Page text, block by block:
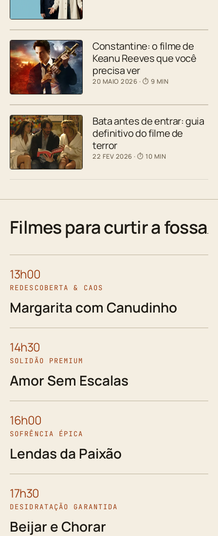
Constantine: o filme de
Keanu Reeves que você
precisa ver
20 MAIO 2026 · ⏱ 9 MIN
Bata antes de entrar: guia
definitivo do filme de
terror
22 FEV 2026 · ⏱ 10 MIN
Filmes para curtir a fossa
13h00
REDESCOBERTA & CAOS
Margarita com Canudinho
14h30
SOLIDÃO PREMIUM
Amor Sem Escalas
16h00
SOFRÊNCIA ÉPICA
Lendas da Paixão
17h30
DESIDRATAÇÃO GARANTIDA
Beijar e Chorar